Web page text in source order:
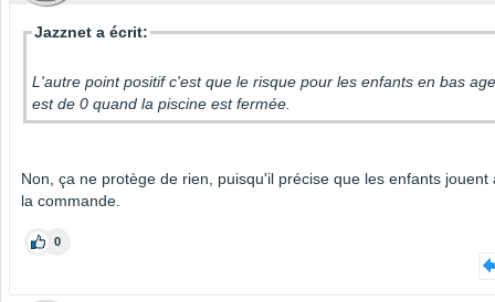
Jazznet a écrit:
L'autre point positif c'est que le risque pour les enfants en bas
est de 0 quand la piscine est fermée.
Non, ça ne protège de rien, puisqu'il précise que les enfants jouent
la commande.
0